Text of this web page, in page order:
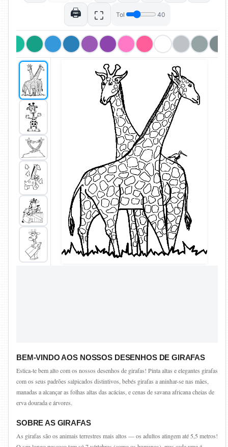
BEM-VINDO AOS NOSSOS DESENHOS DE GIRAFAS
Estica-te bem alto com os nossos desenhos de girafas! Pinta altas e elegantes girafas
com os seus padrões salpicados distintivos, bebés girafas a aninhar-se nas mães,
manadas a alcançar as folhas altas das acácias, e cenas de savana africana cheias de
erva dourada e árvores.
SOBRE AS GIRAFAS
As girafas são os animais terrestres mais altos — os adultos atingem até 5,5 metros!